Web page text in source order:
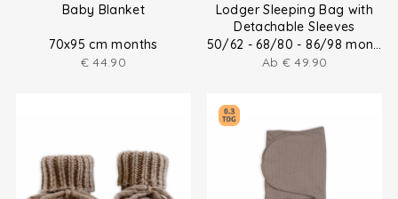
Baby Blanket
70x95 cm months
€ 44.90
Lodger Sleeping Bag with
Detachable Sleeves
50/62 - 68/80 - 86/98 months
Ab € 49.90